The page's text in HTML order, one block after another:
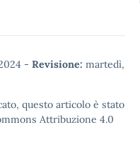
- Revisione: martedì,
questo articolo è stato
Attribuzione 4.0